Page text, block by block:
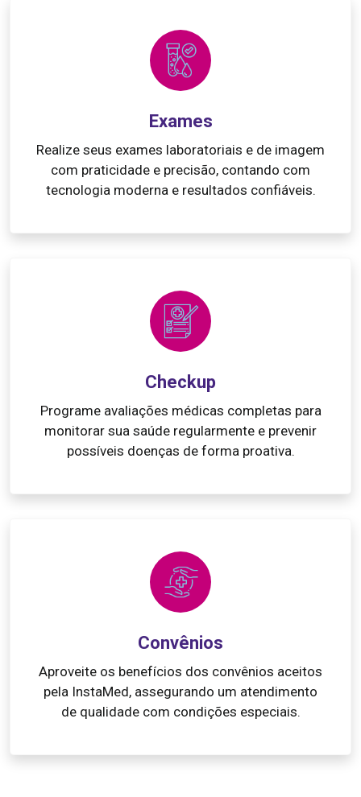
Exames
Realize seus exames laboratoriais e de imagem
com praticidade e precisão, contando com
tecnologia moderna e resultados confiáveis.
Checkup
Programe avaliações médicas completas para
monitorar sua saúde regularmente e prevenir
possíveis doenças de forma proativa.
Convênios
Aproveite os benefícios dos convênios aceitos
pela InstaMed, assegurando um atendimento
de qualidade com condições especiais.